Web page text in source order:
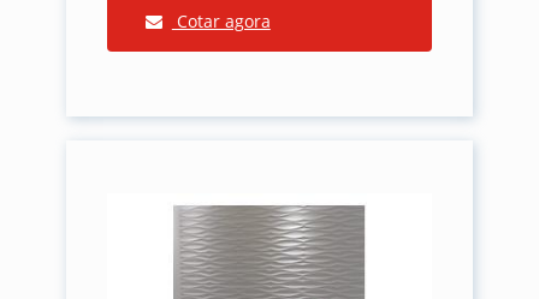
Cotar agora